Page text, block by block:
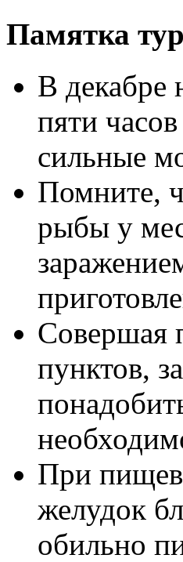
Памятка
В декабре
пяти
сильные
Помните,
рыбы у
Совершая
пунктов,
При
желудок
обильно